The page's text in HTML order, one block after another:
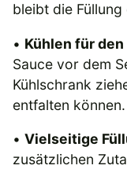
bleibt die
• Kühlen für
Sauce vor dem
Kühlschrank
entfalten können.
• Vielseitige
zusätzlichen